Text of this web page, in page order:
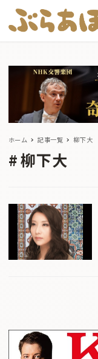
ホーム 記事一覧 柳下大
柳下大